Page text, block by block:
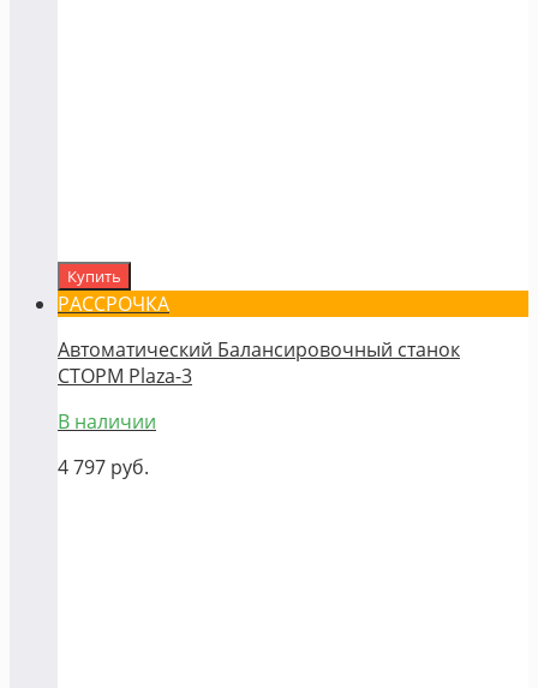
Купить
РАССРОЧКА
Автоматический Балансировочный станок
СТОРМ Plaza-3
В наличии
4 797 руб.